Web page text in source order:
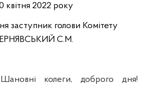
квітня 2022 року
заступник голови Комітету
С.М.
колеги, доброго дня!